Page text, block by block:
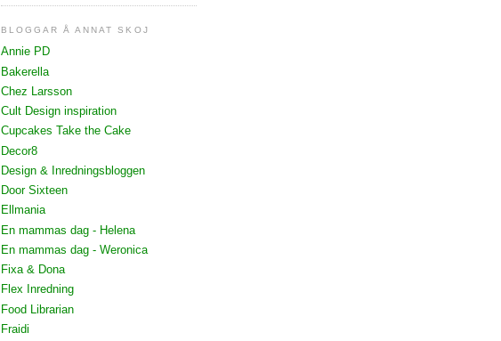
BLOGGAR Å ANNAT SKOJ
Annie PD
Bakerella
Chez Larsson
Cult Design inspiration
Cupcakes Take the Cake
Decor8
Design & Inredningsbloggen
Door Sixteen
Ellmania
En mammas dag - Helena
En mammas dag - Weronica
Fixa & Dona
Flex Inredning
Food Librarian
Fraidi